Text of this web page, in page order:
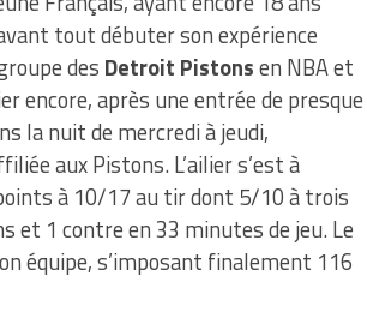
tout débuter son expérience
des Detroit Pistonsen NBA et
encore, après une entrée de presque
la nuit de mercredi à jeudi,
aux Pistons. L’ailier s’est à
à 10/17 au tir dont 5/10 à trois
et 1 contre en 33 minutes de jeu. Le
équipe, s’imposant finalement 116